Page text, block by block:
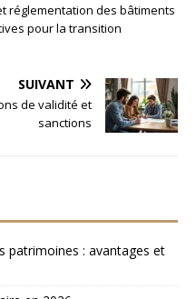
réglementation des bâtiments
pour la transition
SUIVANT
de validité et
sanctions
patrimoines : avantages et